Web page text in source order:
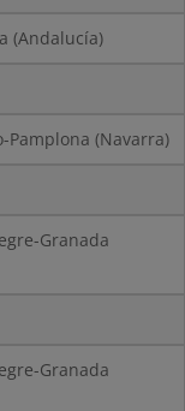
(Andalucía)
Pamplona (Navarra)
Granada
Granada